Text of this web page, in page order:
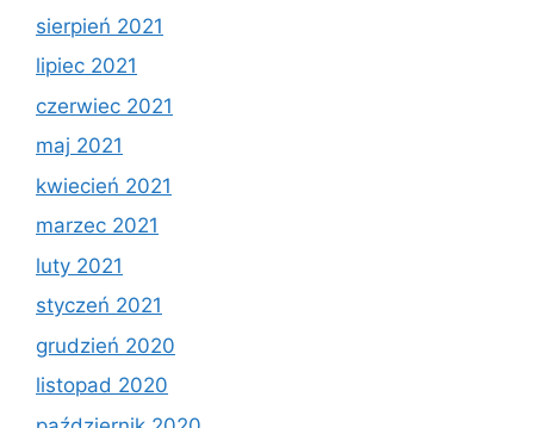
sierpień 2021
lipiec 2021
czerwiec 2021
maj 2021
kwiecień 2021
marzec 2021
luty 2021
styczeń 2021
grudzień 2020
listopad 2020